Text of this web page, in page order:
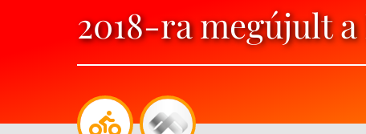
2018-ra megújult